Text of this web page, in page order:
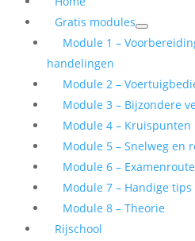
Gratis modules
Module 1 –
handelingen
Module 2 –
Module 3 – Bijzondere
Module 4 – Kruispunten
Module 5 – Snelweg en
Module 6 –
Module 7 – Handige tips
Module 8 – Theorie
Rijschool